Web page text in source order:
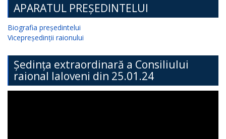
APARATUL PREȘEDINTELUI
Biografia președintelui
Vicepreședinții raionului
Ședința extraordinară a Consiliului
raional Ialoveni din 25.01.24